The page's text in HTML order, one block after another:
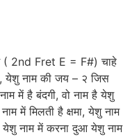
2nd Fret E = F#) चाहे
येशु नाम की जय – २ जिस
में है बंदगी, वो नाम है येशु
में मिलती है क्षमा, येशु नाम
येशु नाम में करना दुआ येशु नाम